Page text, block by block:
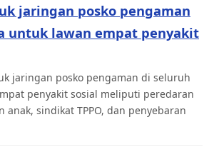
jaringan posko pengaman
untuk lawan empat penyakit
jaringan posko pengaman di seluruh
penyakit sosial meliputi peredaran
anak, sindikat TPPO, dan penyebaran